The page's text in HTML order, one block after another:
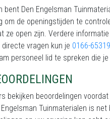
bent Den Engelsman
om de openingstijden te
ze open zijn. Verdere
vragen kun je 0166-
personeel lid te spreken die
bekijken beoordelingen
Tuinmaterialen is